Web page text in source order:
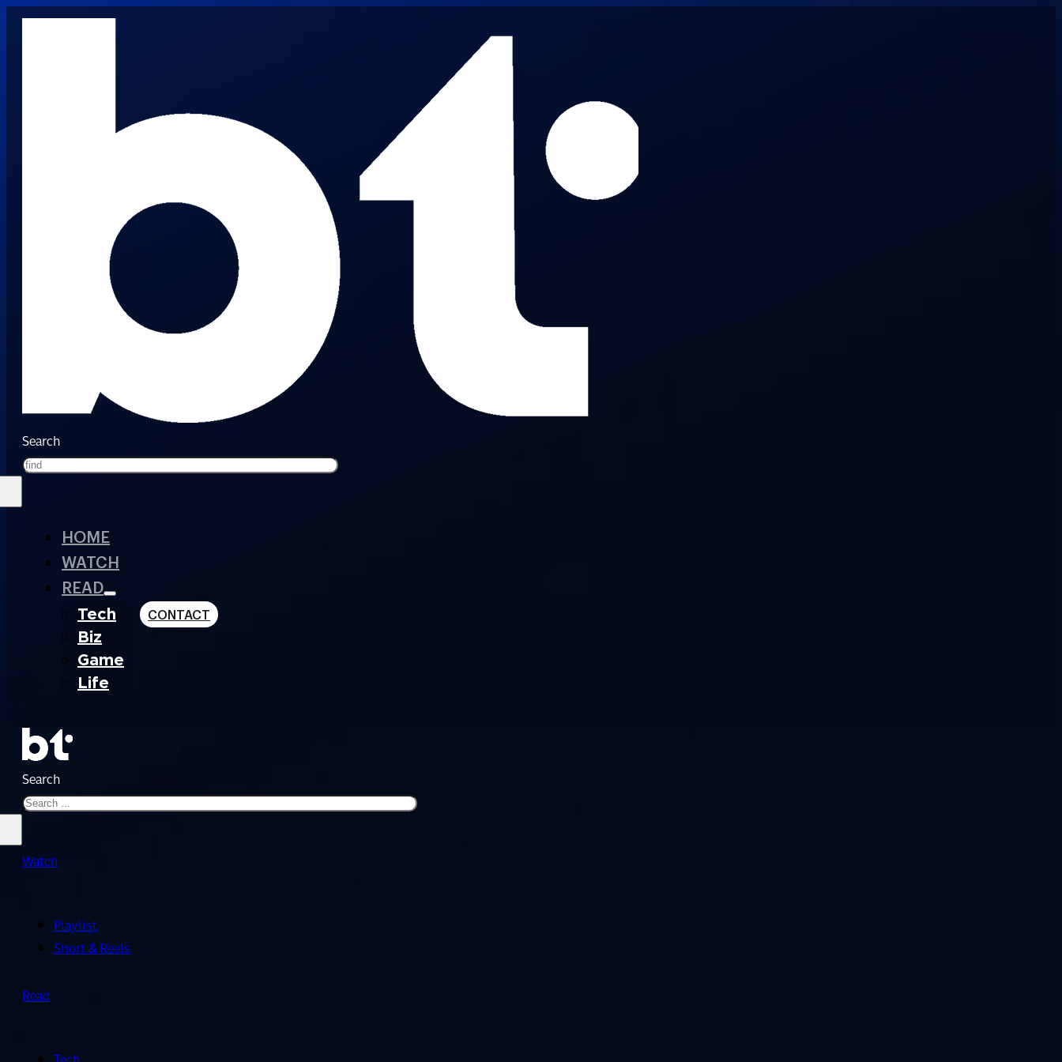
Search
HOME
WATCH
READ
Tech
Biz
Game
Life
CONTACT
Search
Watch
Playlist
Short & Reels
Read